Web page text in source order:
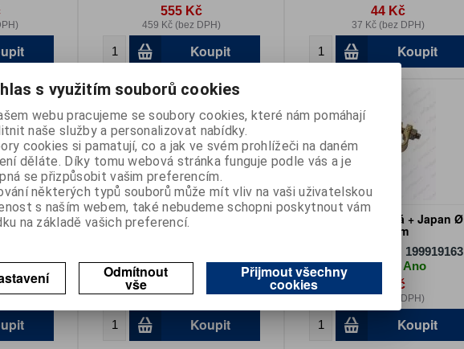
555 Kč
459 Kč (bez DPH)
Koupit
44 Kč
37 Kč (bez DPH)
Koupit
CR2032 Svorka bateriová + direct truck Ø
17,5mm
Skladem:
Ano
86 Kč (bez DPH)
Koupit
Svorka bateriová + Japan Ø
12,8mm
199919163
Skladem: Ano
86 Kč
71 Kč (bez DPH)
Koupit
s využitím souborů cookies
webu pracujeme se soubory cookies, které nám pomáhají
naše služby a personalizovat nabídky.
cookies si pamatují, co a jak ve svém prohlížeči na daném
děláte. Díky tomu webová stránka funguje podle vás a je
se přizpůsobit vašim preferencím.
některých typů souborů může mít vliv na vaši uživatelskou
s naším webem, také nebudeme schopni poskytnout vám
na základě vašich preferencí.
Odmítnout
vše
Přijmout všechny
cookies